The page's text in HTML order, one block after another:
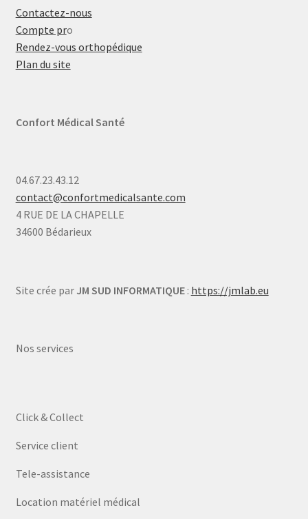
Contactez-nous
Compte pro
Rendez-vous orthopédique
Plan du site
Confort Médical Santé
04.67.23.43.12
contact@confortmedicalsante.com
4 RUE DE LA CHAPELLE
34600 Bédarieux
Site crée par JM SUD INFORMATIQUE: https://jmlab.eu
Nos services
Click & Collect
Service client
Tele-assistance
Location matériel médical